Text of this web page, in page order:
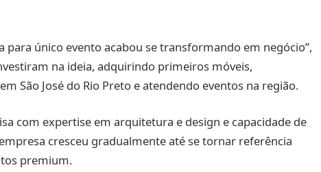
para único evento acabou se transformando em negócio”,
na ideia, adquirindo primeiros móveis,
São José do Rio Preto e atendendo eventos na região.
com expertise em arquitetura e design e capacidade de
cresceu gradualmente até se tornar referência
premium.